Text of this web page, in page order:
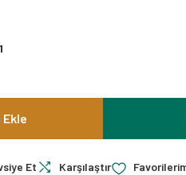
Et Karşılaştır